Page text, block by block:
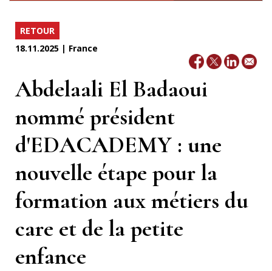
RETOUR
18.11.2025 | France
Abdelaali El Badaoui
nommé président
d'EDACADEMY : une
nouvelle étape pour la
formation aux métiers du
care et de la petite
enfance